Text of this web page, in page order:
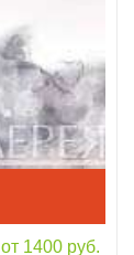
от 1400 руб.